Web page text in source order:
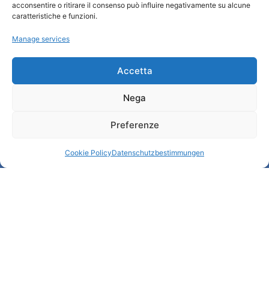
acconsentire o ritirare il consenso può influire negativamente su alcune
caratteristiche e funzioni.
Manage services
Accetta
Nega
Preferenze
Cookie PolicyDatenschutzbestimmungen
Credits
Informationen